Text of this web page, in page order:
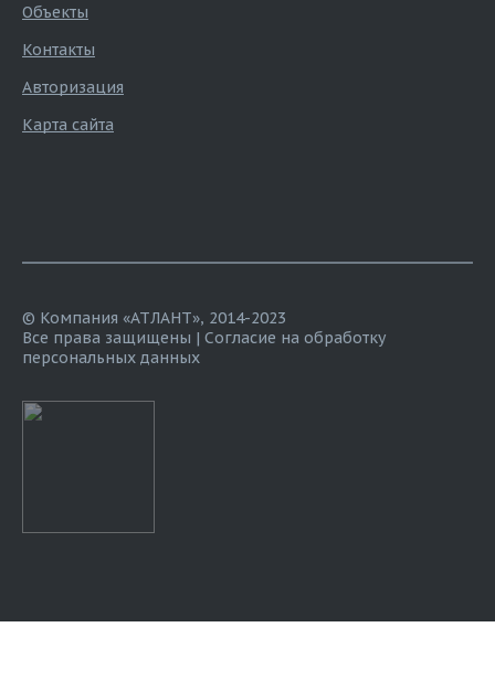
Объекты
Контакты
Авторизация
Карта сайта
© Компания «АТЛАНТ», 2014-2023
Все права защищены | Согласие на обработку
персональных данных